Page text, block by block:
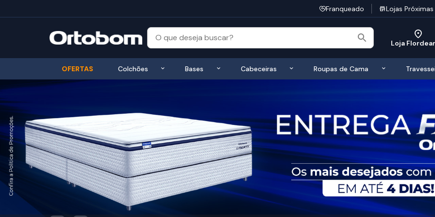
Franqueado Lojas Próximas
Loja
OFERTAS Colchões Exibir submenu de Colchões
Bases Exibir submenu de Bases
Cabeceiras Exibir submenu de Cabeceiras
Roupas de Cama Exibir